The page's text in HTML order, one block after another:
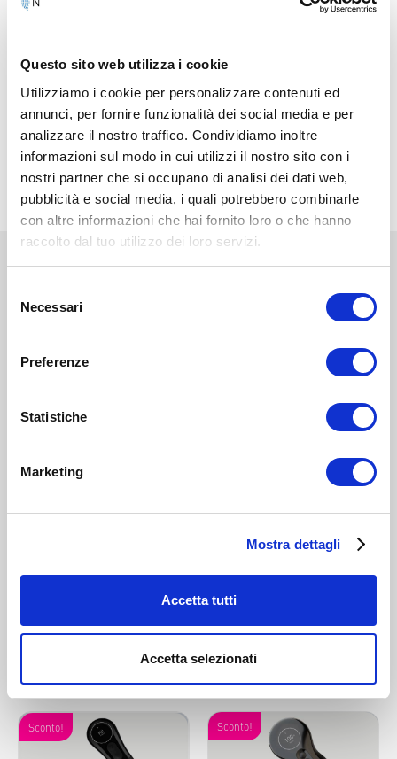
Questo sito web utilizza i cookie
Utilizziamo i cookie per personalizzare contenuti ed
annunci, per fornire funzionalità dei social media e per
analizzare il nostro traffico. Condividiamo inoltre
informazioni sul modo in cui utilizzi il nostro sito con i
nostri partner che si occupano di analisi dei dati web,
pubblicità e social media, i quali potrebbero combinarle
con altre informazioni che hai fornito loro o che hanno
raccolto dal tuo utilizzo dei loro servizi.
delNecessari
Preferenze
Statistiche
Marketing
Mostra dettagli
Accetta tutti
Accetta selezionati
3 – Trattamento dei punti
testina sfera, scegliere il livello I e trattare ogni punto alla
volta per circa 30-60 secondi. Puoi rimanere fermo sul
punto o trattarlo con leggeri movimenti circolari. Ripetere
questo trattamento fino a due volte al giorno.
Prodotti
INFORMAZIONI
NOVAFON max+
INFORMAZIONI
Offerta
Sconto! Sconto!